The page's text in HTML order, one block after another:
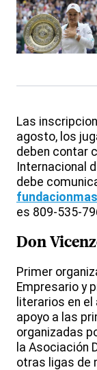
Las
agosto, los
deben contar
Internacional
debe
es 809-535-
Don
Primer
Empresario y
literarios en
apoyo a las
organizadas
la Asociación
otras ligas de